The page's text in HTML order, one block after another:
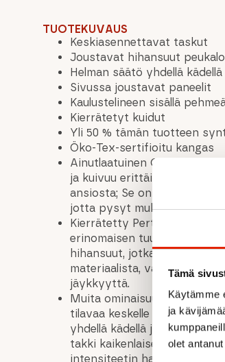
Tämä
Käytämme
ja
olet
TUOTEKUVAUS
Keskiasennettavat taskut
Joustavat hihansuut
Helman säätö yhdellä kädellä
Sivussa joustavat paneelit
Kaulustelineen sisällä
Kierrätetyt kuidut
Yli 50 % tämän tuotteen
Öko-Tex-sertifioitu kangas
Ainutlaatuinen Octa-vuori
ja kuivuu erittäin nopeasti
ansiosta; Se on hyvin avoin,
jotta pysyt mukavana
Kierrätetty Pertex-
erinomaisen
hihansuut, jotka on
materiaalista, varmistavat
jäykkyyttä.
Muita ominaisuuksia ovat
tilavaa keskelle kiinnitettyä
yhdellä kädellä joustava
takki kaikenlaiseen
intensiteetin harjoituksiin,